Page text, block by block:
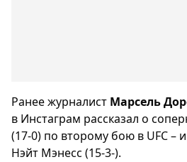
Ранее журналист Марсель
в Инстаграм рассказал о
(17-0) по второму бою в UFC –
Нэйт Мэнесс (15-3-).